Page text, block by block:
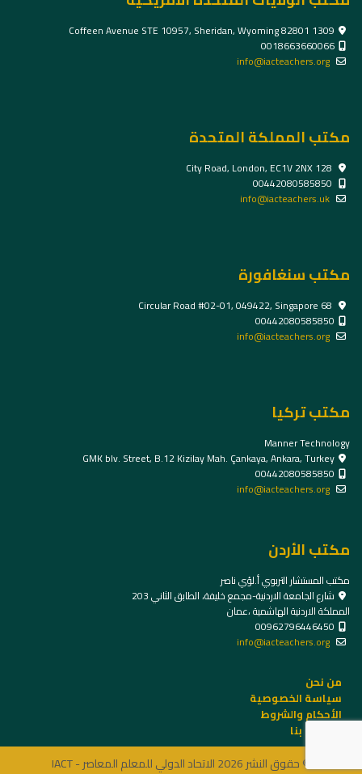
1309 Coffeen Avenue STE 10957, Sheridan, Wyoming 82801
0018663660066
info@iacteachers.org
مكتب المملكة المتحدة
info@iacteachers.uk
مكتب سنغافورة
00442080585850
info@iacteachers.org
مكتب تركيا
Manner Technology
GMK blv. Street, B.12 Kizilay Mah. Çankaya, Ankara, Turkey
00442080585850
info@iacteachers.org
مكتب الأردن
مكتب المستشار التربوي أ.لؤي ناصر
شارع الجامعة الاردنية-مجمع خليفة، الطابق الثاني 203
المملكة الاردنية الهاشمية ،عمان
00962796446450
info@iacteachers.org
من نحن
سياسة الخصوصية
الأحكام والشروط
الاتصال بنا
© حقوق النشر 2026 الاتحاد الدولي للمعلم المعاصر - IACT